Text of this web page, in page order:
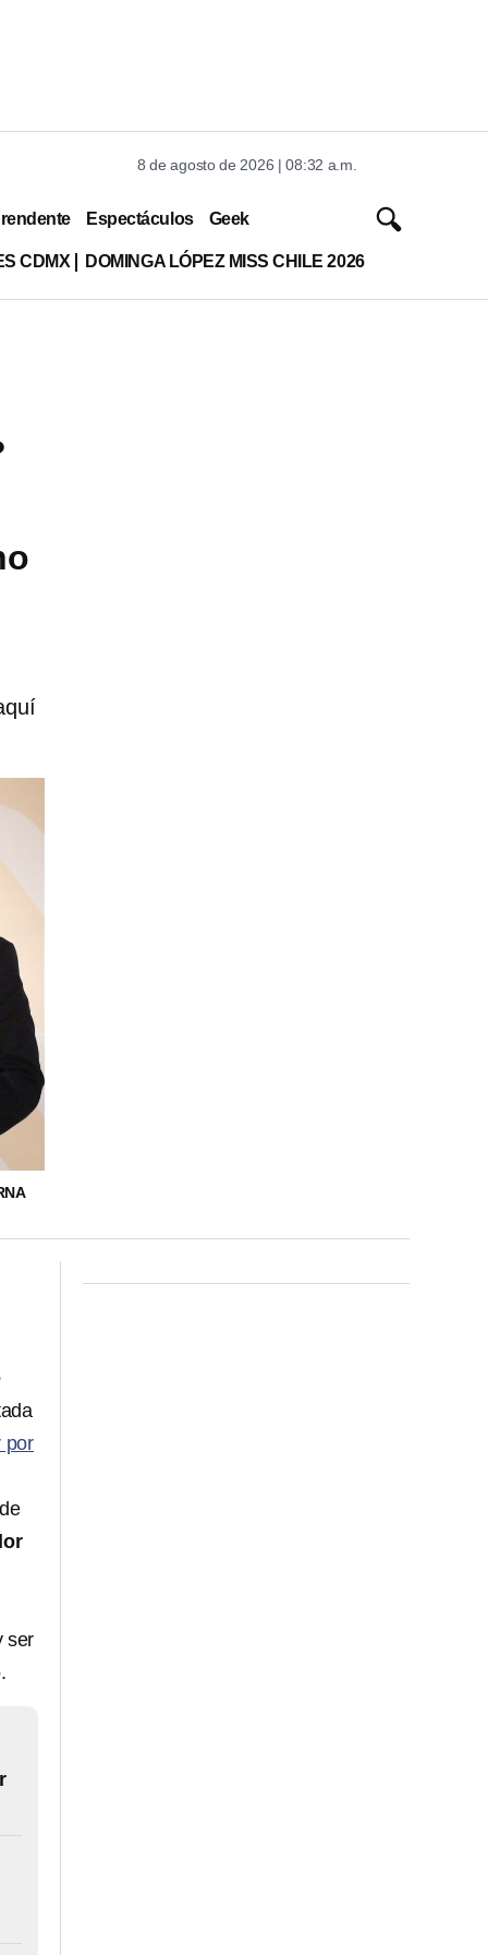
8 de agosto de 2026 | 08:32 a.m.
Espectáculos Geek
CDMX DOMINGA LÓPEZ MISS CHILE 2026
por
ser